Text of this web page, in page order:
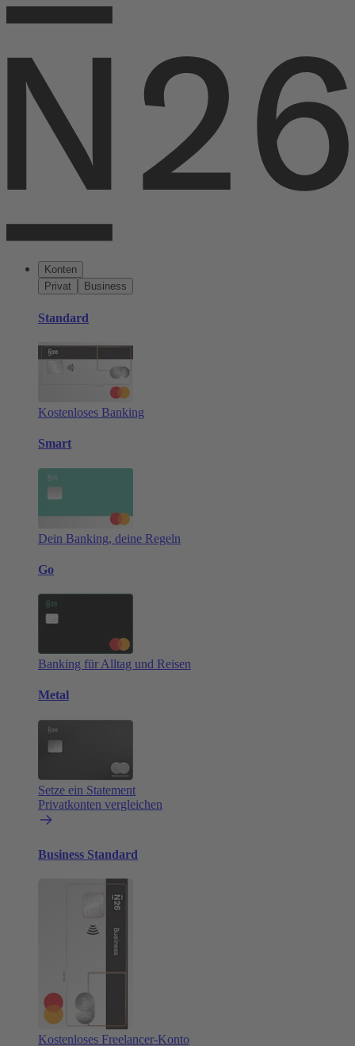
Konten
Privat
Business
Standard
Kostenloses Banking
Smart
Dein Banking, deine Regeln
Go
Banking für Alltag und Reisen
Metal
Setze ein Statement
Privatkonten vergleichen
Business Standard
Kostenloses Freelancer-Konto